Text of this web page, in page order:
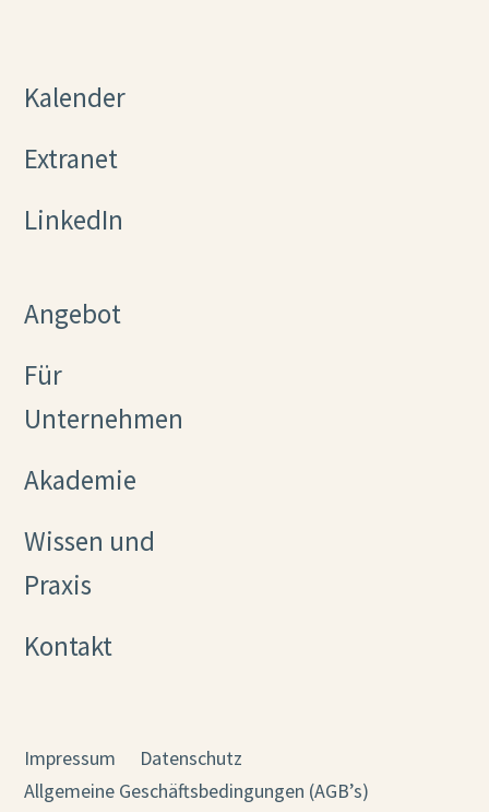
Kalender
Extranet
LinkedIn
Angebot
Für
Unternehmen
Akademie
Wissen und
Praxis
Kontakt
Impressum
Datenschutz
Allgemeine Geschäftsbedingungen (AGB’s)